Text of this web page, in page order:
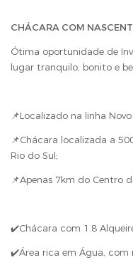
CHÁCARA COM
Ótima oportunidade de
lugar tranquilo, bonito e
📌Localizado na linha
📌Chácara localizada a
Rio do Sul;
📌Apenas 7km do Centro
✔️Chácara com 1.8
✔️Área rica em Água, com